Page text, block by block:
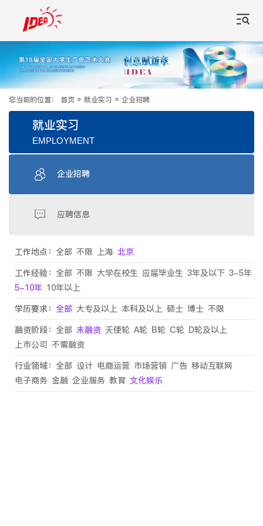
您当前的位置： 首页 » 就业实习 » 企业招聘
就业实习
EMPLOYMENT
企业招聘
应聘信息
工作地点： 全部 不限 上海 北京
工作经验： 全部 不限 大学在校生 应届毕业生 3年及以下 3-5年
5-10年 10年以上
学历要求： 全部 大专及以上 本科及以上 硕士 博士 不限
融资阶段： 全部 未融资 天使轮 A轮 B轮 C轮 D轮及以上
上市公司 不需融资
行业领域： 全部 设计 电商运营 市场营销 广告 移动互联网
电子商务 金融 企业服务 教育 文化娱乐